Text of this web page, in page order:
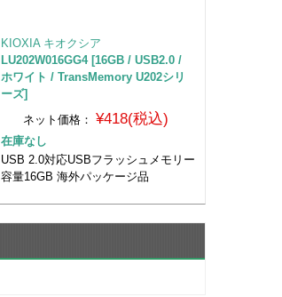
KIOXIA キオクシア
LU202W016GG4 [16GB / USB2.0 /
ホワイト / TransMemory U202シリ
ーズ]
ネット価格：
¥418(税込)
在庫なし
USB 2.0対応USBフラッシュメモリー
容量16GB 海外パッケージ品